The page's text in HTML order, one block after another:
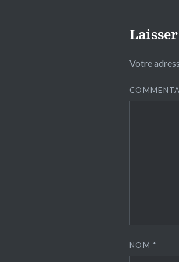
Votre
NOM*